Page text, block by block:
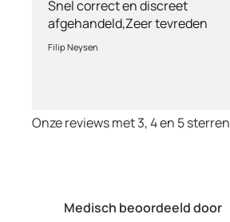
Medisch beoordeeld door
Snel correct en discreet
afgehandeld,Zeer tevreden
met de service en patiënt
vriendelijkheid.Vermoedelijk
Filip Neysen
Onze reviews met 3, 4 en 5 sterren